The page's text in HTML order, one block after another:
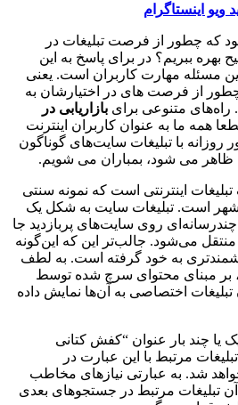
ویو اینستاگرام
که چطور از فرصت تبلیغات در
ببریم؟ در برای پاسخ به این
مسئله مهارت کاربران است. یعنی
از فرصت های در اختیارشان به
راه‌های متنوعی برای بازاریابی در
همه ما به عنوان کاربران اینترنت
روزانه با تبلیغات سایت‌های گوناگون
می شود، بمباران می شویم.
اینترنتی است که نمونه سنتی
است. تبلیغات سایت به شکل یک
روی سایت‌های پربازدید جا
می‌شود. جالب‌تر این که این‌گونه
به خود گرفته است. به لطف
بر مبنای محتوای سرچ شده توسط
تبلیغات اختصاصی به آن‌ها نمایش داده
یا چند بار عنوان “کفش کتانی
مرتبط با این عبارت در
شد. به عبارتی نیازهای مخاطب
تبلیغات مرتبط در جستجوهای بعدی